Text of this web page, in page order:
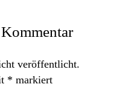
veröffentlicht.
* markiert